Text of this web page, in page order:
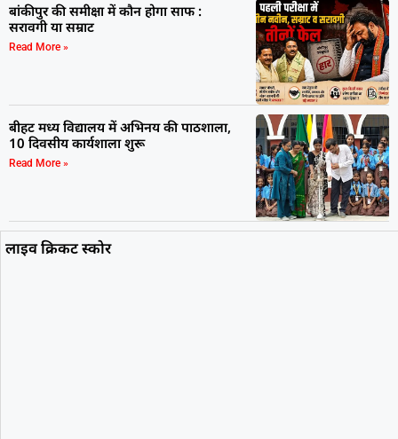
बांकीपुर की समीक्षा में कौन होगा साफ :
सरावगी या सम्राट
Read More »
बीहट मध्य विद्यालय में अभिनय की पाठशाला,
10 दिवसीय कार्यशाला शुरू
Read More »
लाइव क्रिकट स्कोर